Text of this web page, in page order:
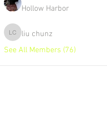
Hollow Harbor
liu chunz
liu chunz
See All Members (76)